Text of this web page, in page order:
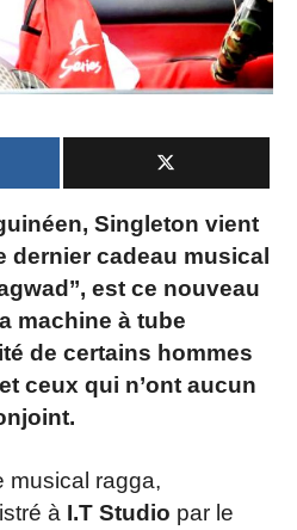
Singleton vient
dernier cadeau musical
est ce nouveau
machine à tube
de certains hommes
ceux qui n’ont aucun
musical ragga,
à I.T Studio par le